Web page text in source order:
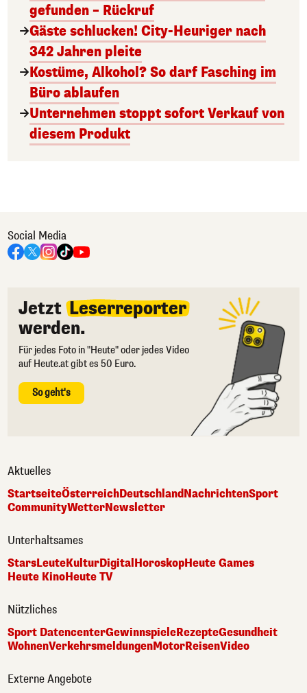
gefunden – Rückruf
Gäste schlucken! City-Heuriger nach
342 Jahren pleite
Kostüme, Alkohol? So darf Fasching im
Büro ablaufen
Unternehmen stoppt sofort Verkauf von
diesem Produkt
Social Media
Jetzt Leserreporter
werden.
Für jedes Foto in "Heute" oder jedes Video
auf Heute.at gibt es 50 Euro.
So geht's
Aktuelles
StartseiteÖsterreichDeutschlandNachrichtenSport
CommunityWetterNewsletter
Unterhaltsames
StarsLeuteKulturDigital HoroskopHeute Games
Heute KinoHeute TV
Nützliches
Sport DatencenterGewinnspieleRezepteGesundheit
WohnenVerkehrsmeldungenMotorReisenVideo
Externe Angebote